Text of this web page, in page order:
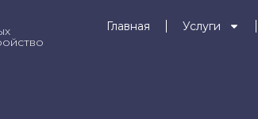
Главная Услуги